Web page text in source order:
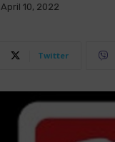
April 10, 2022
Twitter